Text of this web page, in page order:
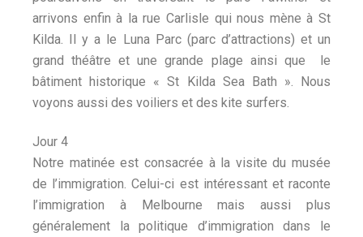
arrivons enfin à la rue Carlisle qui nous mène à St
Kilda. Il y a le Luna Parc (parc d’attractions) et un
grand théâtre et une grande plage ainsi que le
bâtiment historique « St Kilda Sea Bath ». Nous
voyons aussi des voiliers et des kite surfers.
Jour 4
Notre matinée est consacrée à la visite du musée
de l’immigration. Celui-ci est intéressant et raconte
l’immigration à Melbourne mais aussi plus
généralement la politique d’immigration dans le